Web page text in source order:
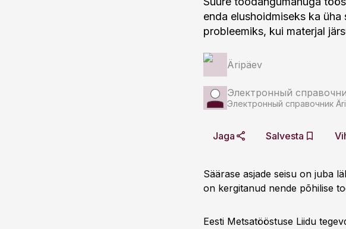
enda elushoidmiseks ka
probleemiks, kui materjal
Äripäev
Электронный
Электронный справочник
Jaga Salvesta
Säärase asjade seisu on juba
on kergitanud nende põhilise
Eesti Metsatööstuse Liidu